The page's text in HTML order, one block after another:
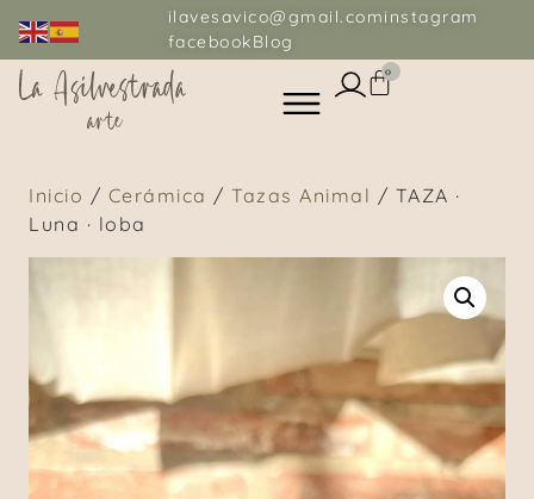
ilavesavico@gmail.cominstagram
facebookBlog
0
Inicio / Cerámica / Tazas Animal / TAZA ·
Luna · loba